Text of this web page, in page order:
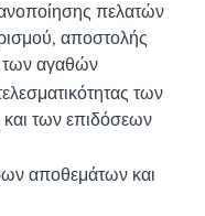
πελατών
αποστολής
των αγαθών
των
των επιδόσεων
αποθεμάτων και